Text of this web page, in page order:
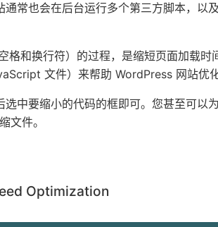
常也会在后台运行多个第三方脚本，以
格和换行符）的过程，是缩短页面加载
文件）来帮助 WordPress 网站优化
中要缩小的代码的框即可。您甚至可以
文件。
Optimization